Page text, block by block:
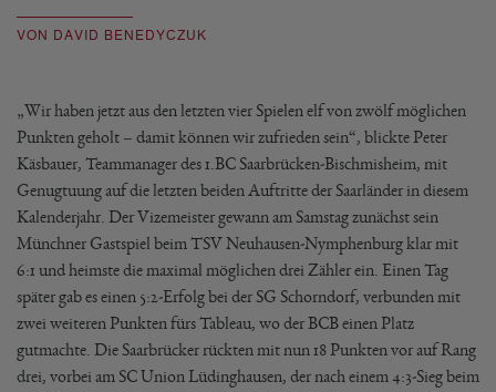
VON DAVID BENEDYCZUK
„Wir haben jetzt aus den letzten vier Spielen elf von zwölf möglichen
Punkten geholt – damit können wir zufrieden sein“, blickte Peter
Käsbauer, Teammanager des 1.BC Saarbrücken-Bischmisheim, mit
Genugtuung auf die letzten beiden Auftritte der Saarländer in diesem
Kalenderjahr. Der Vizemeister gewann am Samstag zunächst sein
Münchner Gastspiel beim TSV Neuhausen-Nymphenburg klar mit
6:1 und heimste die maximal möglichen drei Zähler ein. Einen Tag
später gab es einen 5:2-Erfolg bei der SG Schorndorf, verbunden mit
zwei weiteren Punkten fürs Tableau, wo der BCB einen Platz
gutmachte. Die Saarbrücker rückten mit nun 18 Punkten vor auf Rang
drei, vorbei am SC Union Lüdinghausen, der nach einem 4:3-Sieg beim